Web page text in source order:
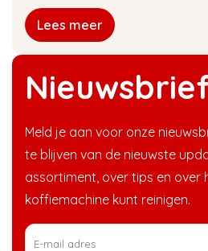
Meld je aan voor onze
te blijven van de nieuwste
assortiment, over tips en over
koffiemachine kunt reinigen.
Lees meer